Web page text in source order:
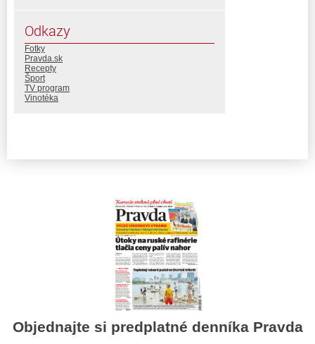
Odkazy
Fotky
Pravda.sk
Recepty
Šport
TV program
Vinotéka
Objednajte si predplatné denníka Pravda